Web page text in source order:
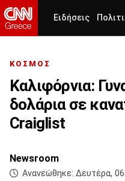
Ειδήσεις
ΚΟΣΜΟΣ
Καλιφόρνια:
δολάρια σε
Craiglist
Newsroom
Ανανεώθηκε: Δευτέρα,